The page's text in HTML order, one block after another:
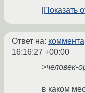
Показать
Ответ на:
16:16:27 +00:00
>человек-
в каком